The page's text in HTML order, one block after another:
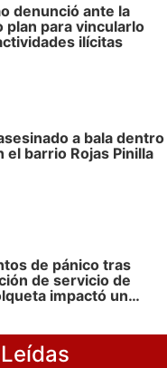
denunció ante la
plan para vincularlo
ilícitas
a bala dentro
el barrio Rojas Pinilla
de pánico tras
de servicio de
impactó un